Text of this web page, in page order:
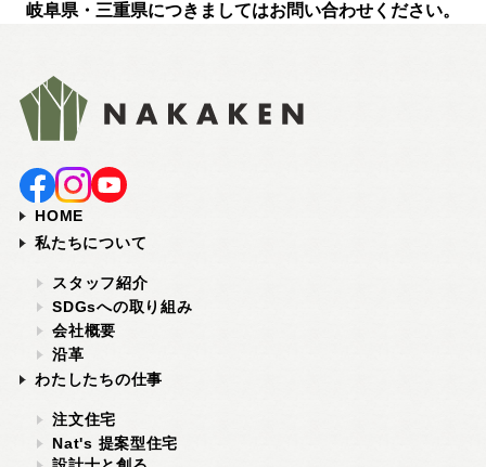
岐阜県・三重県につきましてはお問い合わせください。
HOME
私たちについて
スタッフ紹介
SDGsへの取り組み
会社概要
沿革
わたしたちの仕事
注文住宅
Nat's 提案型住宅